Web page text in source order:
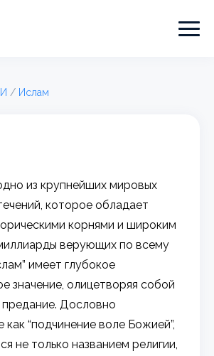
И / Ислам
из крупнейших мировых
которое обладает
корнями и широким
верующих по всему
имеет глубокое
значение, олицетворяя собой
предание. Дословно
как “подчинение воле Божией”,
не только названием религии,